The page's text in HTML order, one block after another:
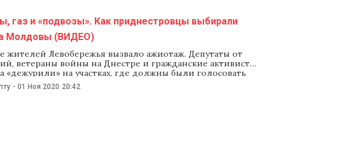
газ и «подвозы». Как приднестровцы выбирали
Молдовы (ВИДЕО)
жителей Левобережья вызвало ажиотаж. Депутаты от
ветераны войны на Днестре и гражданские активисты
«дежурили» на участках, где должны были голосовать
За день полиция зафиксировала 29 случаев
дороги к избирательным участкам. Также в полицию
- 01 Ноя 2020 20:42